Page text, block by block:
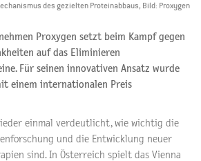
des gezielten Proteinabbaus, Bild: Proxygen
Proxygen setzt beim Kampf gegen
auf das Eliminieren
Für seinen innovativen Ansatz wurde
einem internationalen Preis
einmal verdeutlicht, wie wichtig die
und die Entwicklung neuer
sind. In Österreich spielt das Vienna